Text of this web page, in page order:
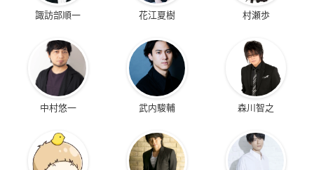
諏訪部順一 花江夏樹 村瀬歩
中村悠一 武内駿輔 森川智之